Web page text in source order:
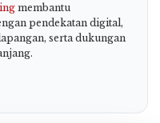
membantu
pendekatan digital,
serta dukungan